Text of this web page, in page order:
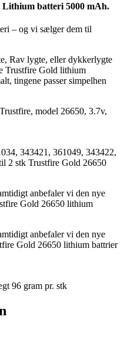
batteri 5000 mAh.
– og vi sælger dem til
Rav lygte, eller dykkerlygte
Trustfire Gold lithium
tingene passer simpelhen
model 26650, 3.7v,
343421, 361049, 343422,
2 stk Trustfire Gold 26650
anbefaler vi den nye
Gold 26650 lithium
anbefaler vi den nye
Gold 26650 lithium battrier
96 gram pr. stk